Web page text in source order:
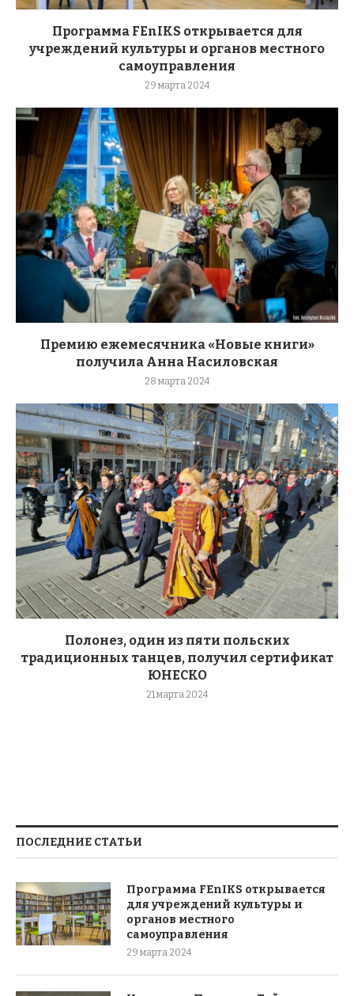
Программа FEnIKS открывается для
учреждений культуры и органов местного
самоуправления
29 марта 2024
Премию ежемесячника «Новые книги»
получила Анна Насиловская
28 марта 2024
Полонез, один из пяти польских
традиционных танцев, получил сертификат
ЮНЕСКО
21 марта 2024
ПОСЛЕДНИЕ СТАТЬИ
Программа FEnIKS открывается
для учреждений культуры и
органов местного
самоуправления
29 марта 2024